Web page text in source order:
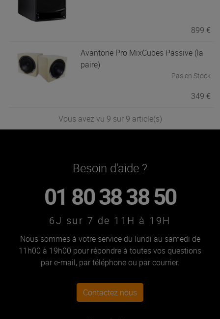
899 €
Avantone Pro MixCubes Passive (la
paire)
Pas en Stock
349 €
Vous avez vu 9 sur 9 article(s)
Besoin d'aide ?
01 80 38 38 50
6J sur 7 de 11H à 19H
Nous sommes à votre service du lundi au samedi de
11h00 à 19h00 pour répondre à toutes vos questions
par e-mail, par téléphone ou par courrier.
Contactez nous